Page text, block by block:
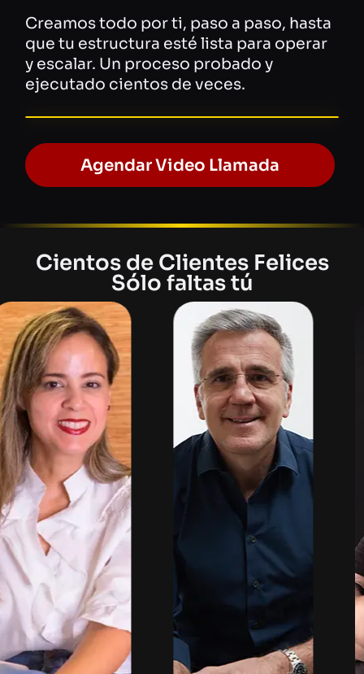
Creamos todo por ti, paso a paso, hasta
que tu estructura esté lista para operar
y escalar. Un proceso probado y
ejecutado cientos de veces.
Agendar Video Llamada
Cientos de Clientes Felices
Sólo faltas tú